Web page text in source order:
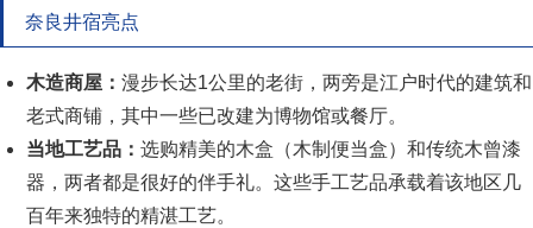
奈良井宿亮点
木造商屋：漫步长达1公里的老街，两旁是江户时代的建筑和
老式商铺，其中一些已改建为博物馆或餐厅。
当地工艺品：选购精美的木盒（木制便当盒）和传统木曾漆
器，两者都是很好的伴手礼。这些手工艺品承载着该地区几
百年来独特的精湛工艺。